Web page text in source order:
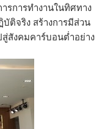
รการทำงานในทิศทาง
ติจริง สร้างการมีส่วน
สังคมคาร์บอนต่ำอย่าง